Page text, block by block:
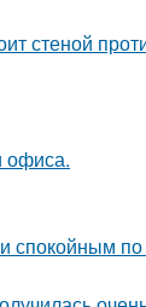
стеной
офиса.
спокойным